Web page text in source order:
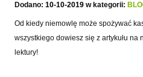
Dodano: 10-10-2019 w kategorii:
Od kiedy niemowlę może spożywać
wszystkiego dowiesz się z artykułu na
lektury!